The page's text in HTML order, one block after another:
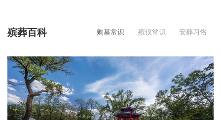
殡葬百科 购墓常识 殡仪常识 安葬习俗